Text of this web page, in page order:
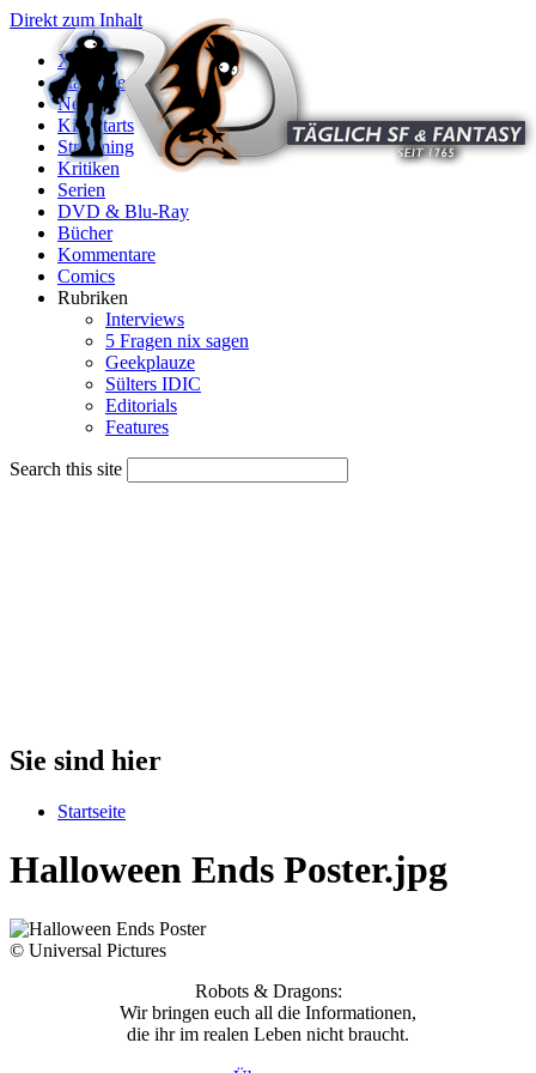
Direkt zum Inhalt
X
Startseite
News
Kinostarts
Streaming
Kritiken
Serien
DVD & Blu-Ray
Bücher
Kommentare
Comics
Rubriken
Interviews
5 Fragen nix sagen
Geekplauze
Sülters IDIC
Editorials
Features
Search this site
Sie sind hier
Startseite
Halloween Ends Poster.jpg
© Universal Pictures
Robots & Dragons:
Wir bringen euch all die Informationen,
die ihr im realen Leben nicht braucht.